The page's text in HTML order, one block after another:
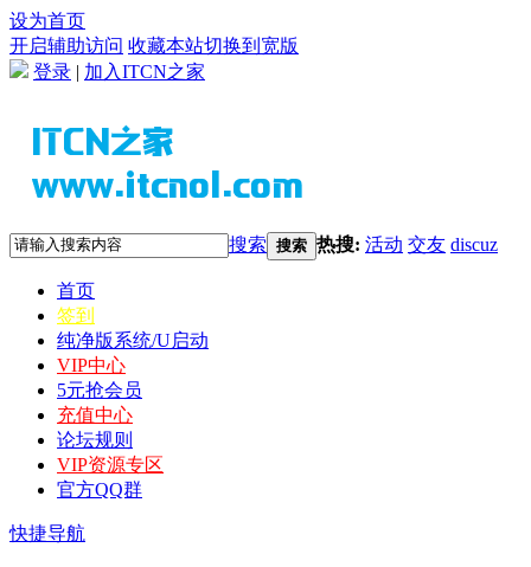
设为首页
开启辅助访问 收藏本站切换到宽版
登录 | 加入ITCN之家
搜索 搜索 热搜: 活动 交友 discuz
首页
签到
纯净版系统/U启动
VIP中心
5元抢会员
充值中心
论坛规则
VIP资源专区
官方QQ群
快捷导航